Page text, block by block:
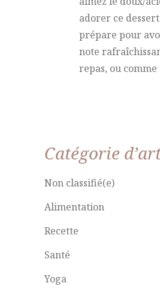
adorer ce
prépare pour
note
repas, ou comme
Catégorie
Non classifié(e)
Alimentation
Recette
Santé
Yoga